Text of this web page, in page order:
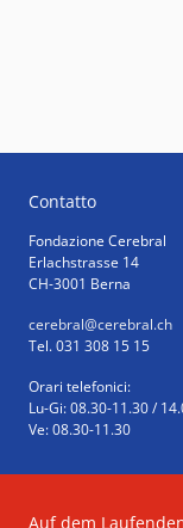
Contatto
Fondazione Cerebral
Erlachstrasse 14
CH-3001 Berna
cerebral@cerebral.ch
Tel. 031 308 15 15
Orari telefonici:
Lu-Gi: 08.30-11.30 /
Ve: 08.30-11.30
Auf dem